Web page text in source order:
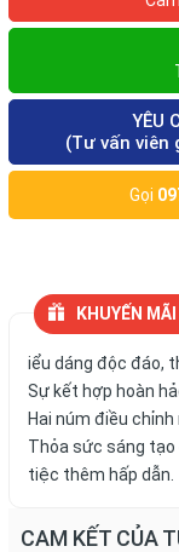
YÊU
(Tư vấn viên
Gọi
KHUYẾN MÃI
iểu dáng độc đáo,
Sự kết hợp hoàn
Hai núm điều
Thỏa sức sáng tạo
tiệc thêm hấp dẫn.
CAM KẾT CỦA